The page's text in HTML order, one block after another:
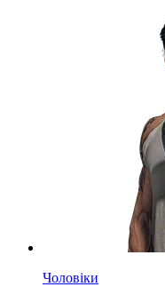
Чоловіки